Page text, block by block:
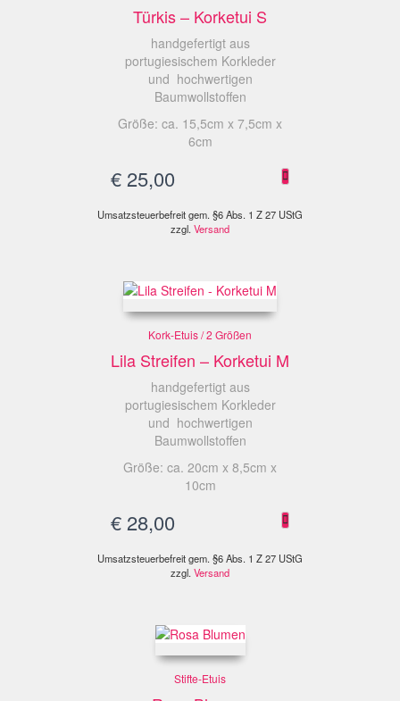
Türkis – Korketui S
handgefertigt aus
portugiesischem Korkleder
und hochwertigen
Baumwollstoffen
Größe: ca. 15,5cm x 7,5cm x
6cm
€25,00
Umsatzsteuerbefreit gem. §6 Abs. 1 Z 27 UStG
zzgl.Versand
Kork-Etuis / 2 Größen
Lila Streifen – Korketui M
handgefertigt aus
portugiesischem Korkleder
und hochwertigen
Baumwollstoffen
Größe: ca. 20cm x 8,5cm x
10cm
€28,00
Umsatzsteuerbefreit gem. §6 Abs. 1 Z 27 UStG
zzgl.Versand
Stifte-Etuis